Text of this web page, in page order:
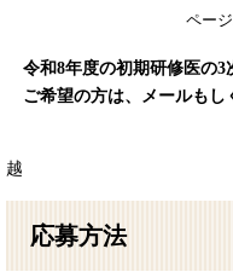
ペー
令和8年度の初期研修医の3
ご希望の方は、メールもし
担当
越
応募方法